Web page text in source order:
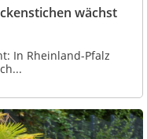
wächst
In Rheinland-Pfalz